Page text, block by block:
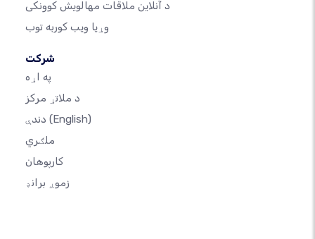
د آنلاین ملاقات مهالویش کوونکی
وړیا ویب کوربه توب
شرکت
په اړه
د ملاتړ مرکز
(English)
ملګري
کارپوهان
زموږ برانډ